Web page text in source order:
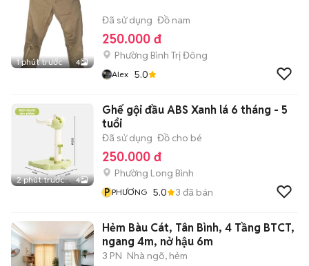
1 phút trước 4
Đã sử dụng Đồ nam
250.000 đ
Phường Bình Trị Đông
Alex 5.0
2 phút trước 4
Ghế gội đầu ABS Xanh lá 6 tháng - 5
tuổi
Đã sử dụng Đồ cho bé
250.000 đ
Phường Long Bình
P PHƯƠNG 5.0 3 đã bán
Hẻm Bàu Cát, Tân Bình, 4 Tầng BTCT,
ngang 4m, nở hậu 6m
3 PN Nhà ngõ, hẻm